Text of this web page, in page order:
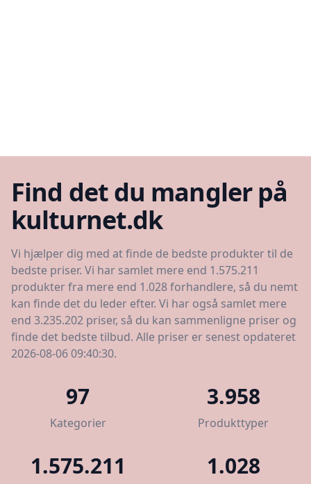
Find det du mangler på
kulturnet.dk
Vi hjælper dig med at finde de bedste produkter til de
bedste priser. Vi har samlet mere end 1.575.211
produkter fra mere end 1.028 forhandlere, så du nemt
kan finde det du leder efter. Vi har også samlet mere
end 3.235.202 priser, så du kan sammenligne priser og
finde det bedste tilbud. Alle priser er senest opdateret
2026-08-06 09:40:30.
97
Kategorier
3.958
Produkttyper
1.575.211 1.028